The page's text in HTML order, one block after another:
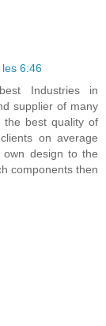
6:46
Industries in
supplier of many
the best quality of
on average
design to the
components then